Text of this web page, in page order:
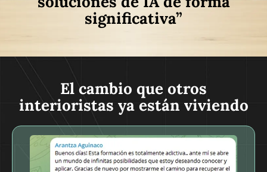
significativa”
El cambio que otros
interioristas ya están viviendo